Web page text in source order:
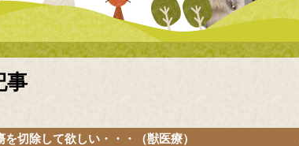
事
切除して欲しい・・・（獣医療）